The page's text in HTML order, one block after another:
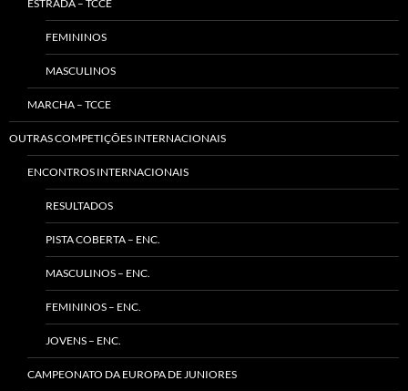
ESTRADA – TCCE
FEMININOS
MASCULINOS
MARCHA – TCCE
OUTRAS COMPETIÇÕES INTERNACIONAIS
ENCONTROS INTERNACIONAIS
RESULTADOS
PISTA COBERTA – ENC.
MASCULINOS – ENC.
FEMININOS – ENC.
JOVENS – ENC.
CAMPEONATO DA EUROPA DE JUNIORES